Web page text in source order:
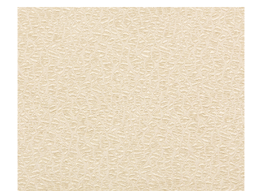
ITALIANO
ENGLISH
FABRICS
VELVETS
FABRICS RESEARCH
SUPPORT SAMPLES
CONTACTS